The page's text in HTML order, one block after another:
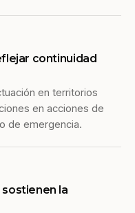
continuidad
en territorios
en acciones de
de emergencia.
la